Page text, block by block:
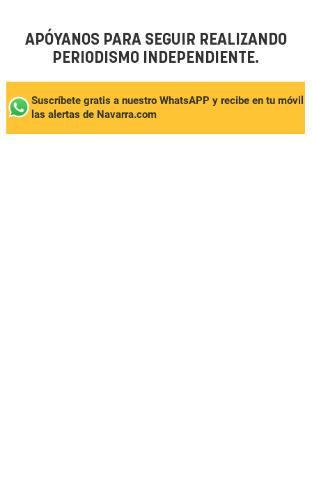
APÓYANOS PARA SEGUIR REALIZANDO
PERIODISMO INDEPENDIENTE.
Suscríbete gratis a nuestro WhatsAPP y recibe en tu móvil
las alertas de Navarra.com